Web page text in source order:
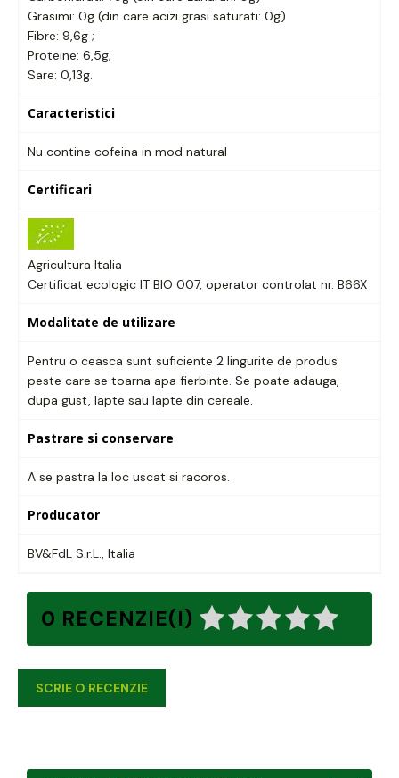
Grasimi: 0g (din care acizi grasi saturati: 0g)
Fibre: 9,6g ;
Proteine: 6,5g;
Sare: 0,13g.
Caracteristici
Nu contine cofeina in mod natural
Certificari
Agricultura Italia
Certificat ecologic IT BIO 007, operator controlat nr. B66X
Modalitate de utilizare
Pentru o ceasca sunt suficiente 2 lingurite de produs
peste care se toarna apa fierbinte. Se poate adauga,
dupa gust, lapte sau lapte din cereale.
Pastrare si conservare
A se pastra la loc uscat si racoros.
Producator
BV&FdL S.r.L., Italia
0 RECENZIE(I)
SCRIE O RECENZIE